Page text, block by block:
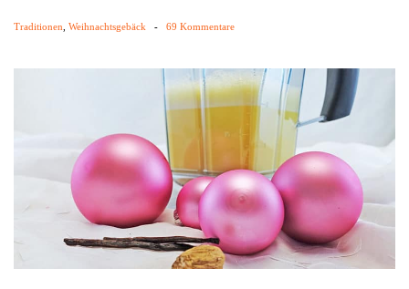
Traditionen Weihnachtsgebäck - 69 Kommentare